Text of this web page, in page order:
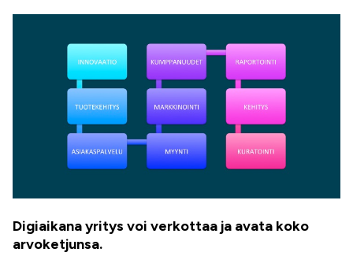
Digiaikana yritys voi verkottaa ja avata koko
arvoketjunsa.